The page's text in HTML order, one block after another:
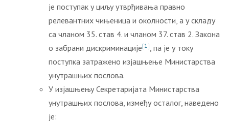
је поступак у циљу утврђивања правно
релевантних чињеница и околности, a у складу
са чланом 35. став 4. и чланом 37. став 2. Закона
о забрани дискриминације[1], па је у току
поступка затражено изјашњење Министарства
унутрашњих послова.
У изјашњењу Секретаријата Министарства
унутрашњих послова, између осталог, наведено
је: